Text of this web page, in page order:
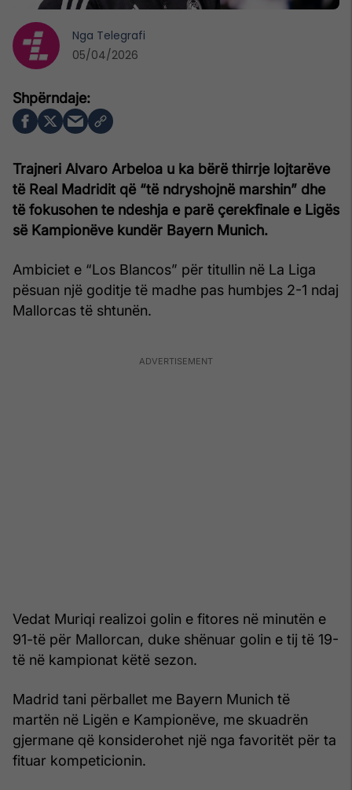
Trajneri Alvaro Arbeloa u ka bërë thirrje lojtarëve
të Real Madridit që “të ndryshojnë marshin” dhe
të fokusohen te ndeshja e parë çerekfinale e Ligës
së Kampionëve kundër Bayern Munich.
Ambiciet e “Los Blancos” për titullin në La Liga
pësuan një goditje të madhe pas humbjes 2-1 ndaj
Mallorcas të shtunën.
Vedat Muriqi realizoi golin e fitores në minutën e
91-të për Mallorcan, duke shënuar golin e tij të 19-
të në kampionat këtë sezon.
Madrid tani përballet me Bayern Munich të
martën në Ligën e Kampionëve, me skuadrën
gjermane që konsiderohet një nga favoritët për ta
fituar kompeticionin.
Nga Telegrafi
05/04/2026